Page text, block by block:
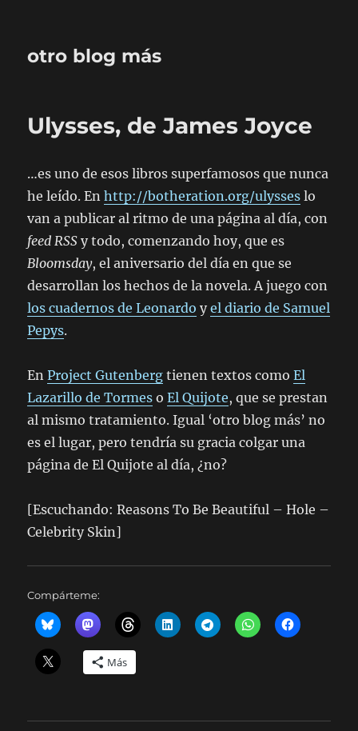
otro blog más
Ulysses, de James Joyce
…es uno de esos libros superfamosos que nunca
he leído. Enhttp://botheration.org/ulysses lo
van a publicar al ritmo de una página al día, con
feed RSS y todo, comenzando hoy, que es
Bloomsday, el aniversario del día en que se
desarrollan los hechos de la novela. A juego con
los cuadernos de Leonardo yel diario de Samuel
Pepys.
EnProject Gutenberg tienen textos comoEl
Lazarillo de Tormes oEl Quijote, que se prestan
al mismo tratamiento. Igual ‘otro blog más’ no
es el lugar, pero tendría su gracia colgar una
página de El Quijote al día, ¿no?
[Escuchando: Reasons To Be Beautiful – Hole –
Celebrity Skin]
Compárteme:
Más